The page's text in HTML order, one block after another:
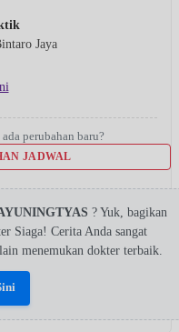
Jaya
perubahan baru?
JADWAL
? Yuk, bagikan
Siaga! Cerita Anda sangat
menemukan dokter terbaik.